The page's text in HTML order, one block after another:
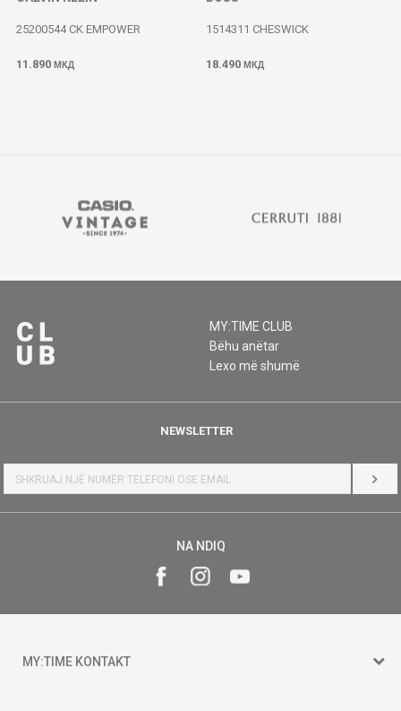
25200544 CK EMPOWER
11.890 МКД
1514311 CHESWICK
18.490 МКД
MY:TIME CLUB
Bëhu anëtar
Lexo më shumë
NEWSLETTER
HYR
NA NDIQ
MY:TIME KONTAKT